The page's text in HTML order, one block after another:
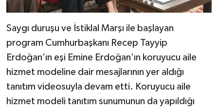
Saygı duruşu ve İstiklal Marşı ile başlayan
program Cumhurbaşkanı Recep Tayyip
Erdoğan’ın eşi Emine Erdoğan’ın koruyucu aile
hizmet modeline dair mesajlarının yer aldığı
tanıtım videosuyla devam etti. Koruyucu aile
hizmet modeli tanıtım sunumunun da yapıldığı